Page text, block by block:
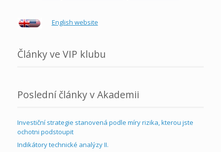
English website
Články ve VIP klubu
Poslední články v Akademii
Investiční strategie stanovená podle míry rizika, kterou jste
ochotni podstoupit
Indikátory technické analýzy II.